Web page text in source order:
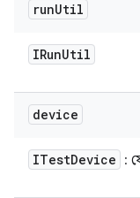
runUtil
IRunUtil
device
ITestDevice :